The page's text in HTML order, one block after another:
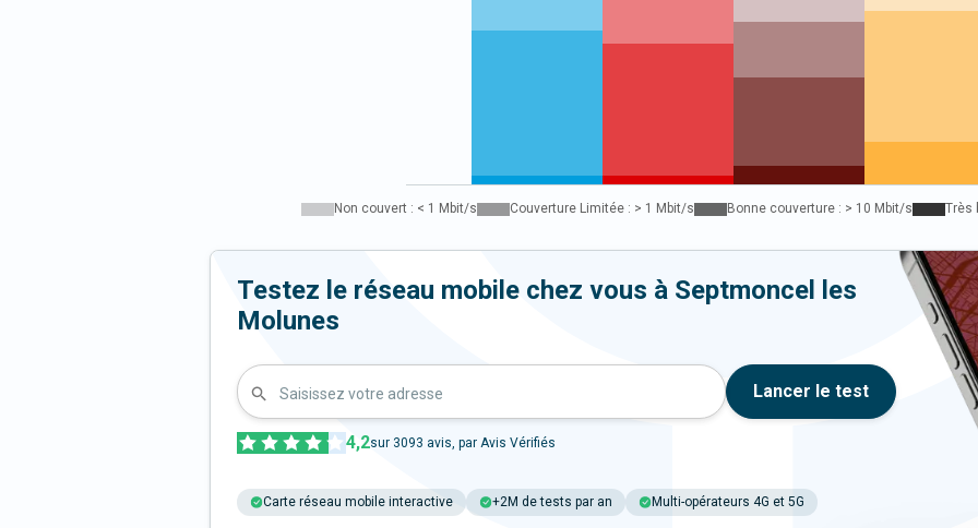
Non couvert : < 1 Mbit/s Couverture Limitée : > 1 Mbit/s Bonne couverture : > 10 Mbit/s Très
Testez le réseau mobile chez vous à Septmoncel les
Molunes
Saisissez votre adresse Lancer le test
4,2sur 3093 avis, par Avis Vérifiés
Carte réseau mobile interactive +2M de tests par an Multi-opérateurs 4G et 5G